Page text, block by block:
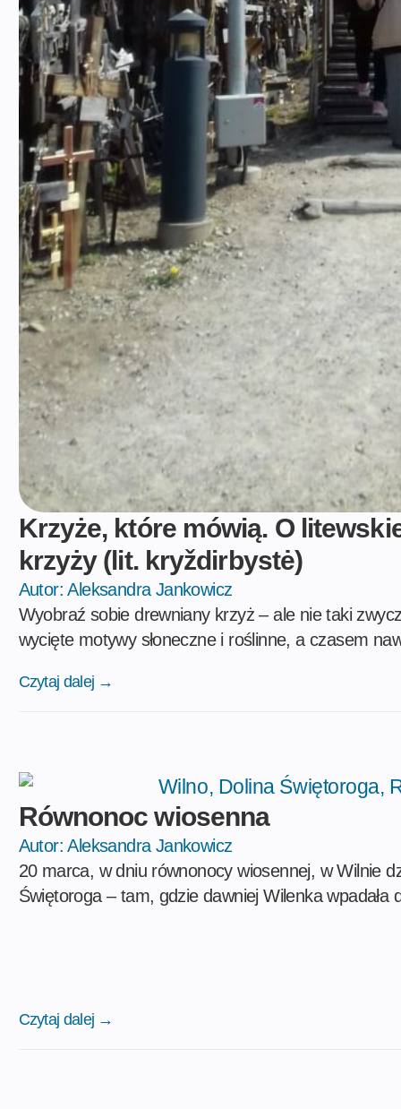
Krzyże, które mówią. O
krzyży (lit. kryždirbystė)
Autor: Aleksandra Jankowicz
Wyobraź sobie drewniany krzyż – ale nie taki
wycięte motywy słoneczne i roślinne, a czasem
Czytaj dalej →
Równonoc wiosenna
Autor: Aleksandra Jankowicz
20 marca, w dniu równonocy wiosennej, w Wilnie
Świętoroga – tam, gdzie dawniej Wilenka wpadała
Czytaj dalej →